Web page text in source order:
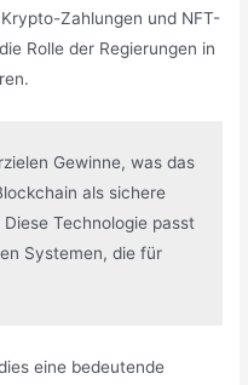
Zahlungen und NFT-
Rolle der Regierungen in
Gewinne, was das
als sichere
Technologie passt
Systemen, die für
eine bedeutende